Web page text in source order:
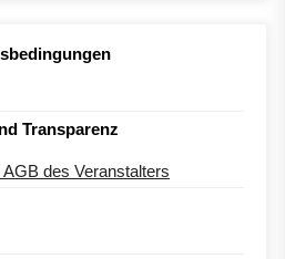
Transparenz
des Veranstalters